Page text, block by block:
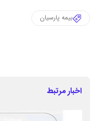
بیمه پارسیان
اخبار مرتبط